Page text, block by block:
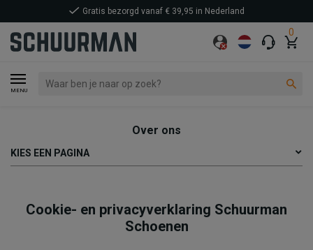
0
MENU
Gratis bezorgd vanaf € 39,95 in Nederland
Over ons
KIES EEN PAGINA
Cookie- en privacyverklaring Schuurman
Schoenen